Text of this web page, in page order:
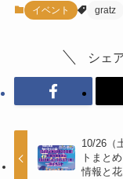
イベント gratz
シェ
10/26（
トまと
情報と花